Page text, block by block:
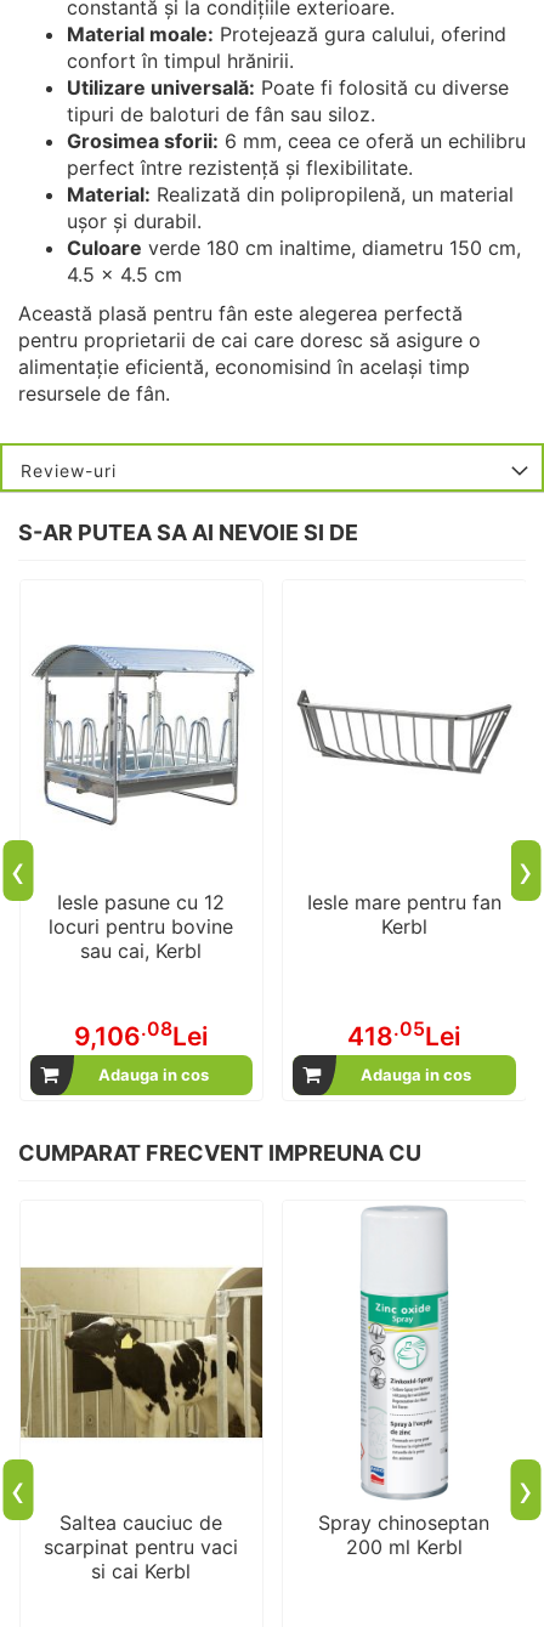
constantă și la condițiile exterioare.
Material moale: Protejează gura calului, oferind
confort în timpul hrănirii.
Utilizare universală: Poate fi folosită cu diverse
tipuri de baloturi de fân sau siloz.
Grosimea sforii: 6 mm, ceea ce oferă un echilibru
perfect între rezistență și flexibilitate.
Material: Realizată din polipropilenă, un material
ușor și durabil.
Culoare verde 180 cm inaltime, diametru 150 cm,
4.5 x 4.5 cm
Această plasă pentru fân este alegerea perfectă
pentru proprietarii de cai care doresc să asigure o
alimentație eficientă, economisind în același timp
resursele de fân.
Review-uri
S-AR PUTEA SA AI NEVOIE SI DE
Iesle pasune cu 12
locuri pentru bovine
sau cai, Kerbl
9,106.08Lei
Adauga in cos
Iesle mare pentru fan
Kerbl
418.05Lei
Adauga in cos
‹ ›
CUMPARAT FRECVENT IMPREUNA CU
Saltea cauciuc de
scarpinat pentru vaci
si cai Kerbl
Spray chinoseptan
200 ml Kerbl
‹ ›